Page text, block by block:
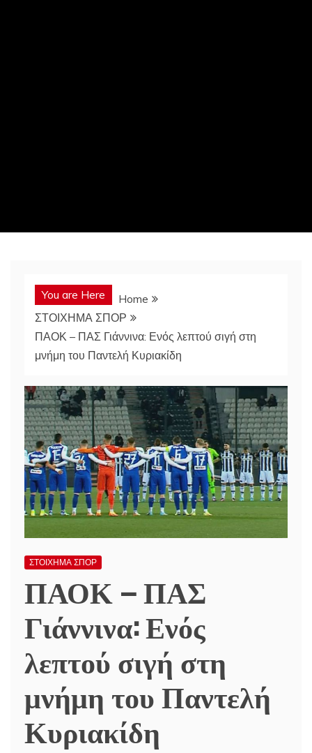
You are Here
Home
ΣΤΟΙΧΗΜΑ ΣΠΟΡ
ΠΑΟΚ – ΠΑΣ Γιάννινα: Ενός λεπτού σιγή στη
μνήμη του Παντελή Κυριακίδη
ΣΤΟΙΧΗΜΑ ΣΠΟΡ
ΠΑΟΚ – ΠΑΣ
Γιάννινα: Ενός
λεπτού σιγή στη
μνήμη του Παντελή
Κυριακίδη